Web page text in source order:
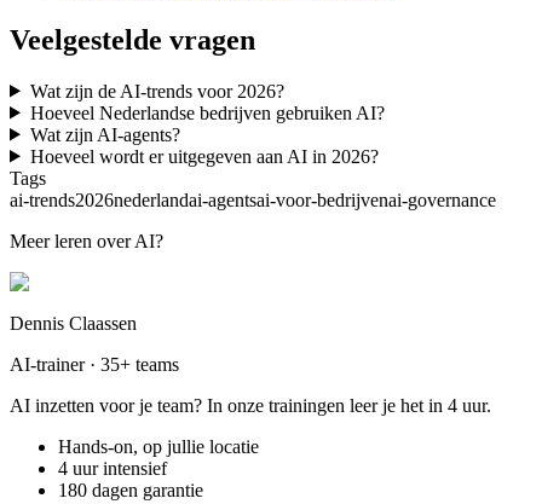
Veelgestelde vragen
Wat zijn de AI-trends voor 2026?
Hoeveel Nederlandse bedrijven gebruiken AI?
Wat zijn AI-agents?
Hoeveel wordt er uitgegeven aan AI in 2026?
Tags
ai-trends2026nederlandai-agentsai-voor-bedrijvenai-governance
Meer leren over AI?
Dennis Claassen
AI-trainer · 35+ teams
AI inzetten voor je team? In onze trainingen leer je het in 4 uur.
Hands-on, op jullie locatie
4 uur intensief
180 dagen garantie